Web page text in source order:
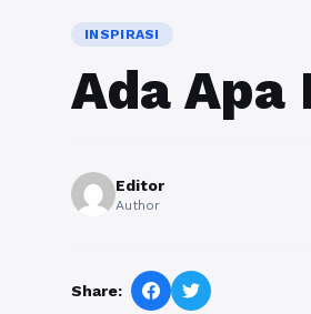
INSPIRASI
Ada Apa
Editor
Author
Share: